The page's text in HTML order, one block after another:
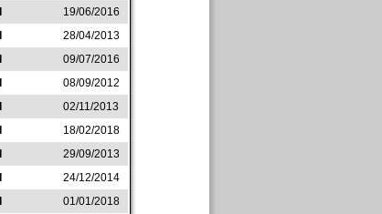
19/06/2016
28/04/2013
09/07/2016
08/09/2012
02/11/2013
18/02/2018
29/09/2013
24/12/2014
01/01/2018